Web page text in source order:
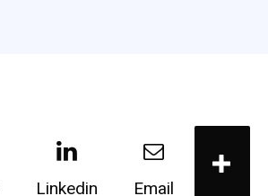
Linkedin Email